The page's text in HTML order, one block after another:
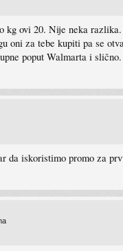
kg ovi 20. Nije neka
oni za tebe kupiti pa se
poput Walmarta i slično.
da iskoristimo promo za